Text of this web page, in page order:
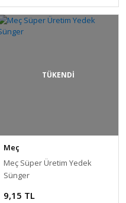
TÜKENDİ
Meç
Meç Süper Üretim Yedek
Sünger
9,15 TL